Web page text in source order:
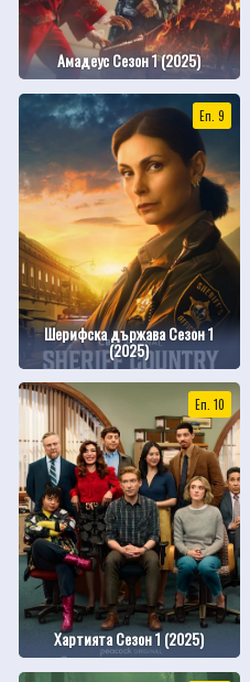
Амадеус Сезон 1 (2025)
Еп. 9
Шерифска държава Сезон 1
(2025)
Еп. 10
Хартията Сезон 1 (2025)